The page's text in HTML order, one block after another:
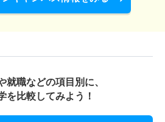
就職などの項目別に、
を比較してみよう！